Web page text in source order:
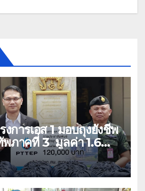
การเอส 1 มอบถุงยังชีพ
ภาคที่ 3 มูลค่า 1.6